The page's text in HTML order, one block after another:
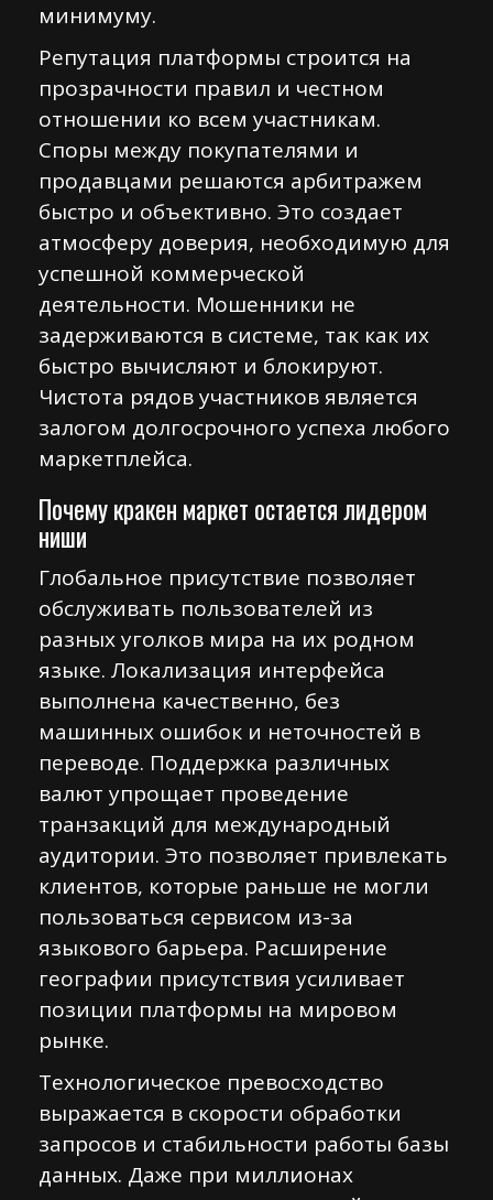
минимуму.
Репутация платформы строится на
прозрачности правил и честном
отношении ко всем участникам.
Споры между покупателями и
продавцами решаются арбитражем
быстро и объективно. Это создает
атмосферу доверия, необходимую для
успешной коммерческой
деятельности. Мошенники не
задерживаются в системе, так как их
быстро вычисляют и блокируют.
Чистота рядов участников является
залогом долгосрочного успеха любого
маркетплейса.
Почему кракен маркет остается лидером
ниши
Глобальное присутствие позволяет
обслуживать пользователей из
разных уголков мира на их родном
языке. Локализация интерфейса
выполнена качественно, без
машинных ошибок и неточностей в
переводе. Поддержка различных
валют упрощает проведение
транзакций для международный
аудитории. Это позволяет привлекать
клиентов, которые раньше не могли
пользоваться сервисом из-за
языкового барьера. Расширение
географии присутствия усиливает
позиции платформы на мировом
рынке.
Технологическое превосходство
выражается в скорости обработки
запросов и стабильности работы базы
данных. Даже при миллионах